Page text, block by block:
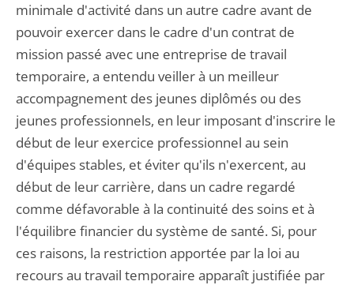
minimale d'activité dans un autre cadre avant de
pouvoir exercer dans le cadre d'un contrat de
mission passé avec une entreprise de travail
temporaire, a entendu veiller à un meilleur
accompagnement des jeunes diplômés ou des
jeunes professionnels, en leur imposant d'inscrire le
début de leur exercice professionnel au sein
d'équipes stables, et éviter qu'ils n'exercent, au
début de leur carrière, dans un cadre regardé
comme défavorable à la continuité des soins et à
l'équilibre financier du système de santé. Si, pour
ces raisons, la restriction apportée par la loi au
recours au travail temporaire apparaît justifiée par